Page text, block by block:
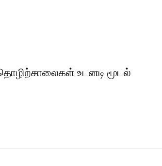
உடனடி மூடல்